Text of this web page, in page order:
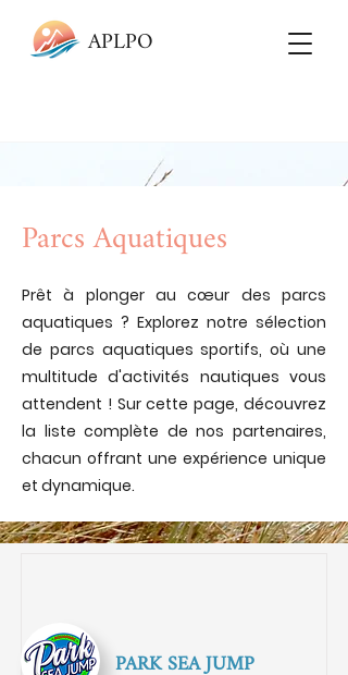
APLPO
Parcs Aquatiques
Prêt à plonger au cœur des parcs
aquatiques ? Explorez notre sélection
de parcs aquatiques sportifs, où une
multitude d'activités nautiques vous
attendent ! Sur cette page, découvrez
la liste complète de nos partenaires,
chacun offrant une expérience unique
et dynamique.
PARK SEA JUMP